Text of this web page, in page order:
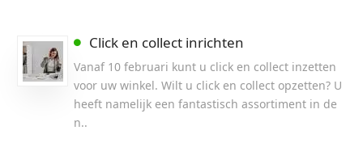
Click en collect inrichten
Vanaf 10 februari kunt u click en collect inzetten
voor uw winkel. Wilt u click en collect opzetten? U
heeft namelijk een fantastisch assortiment in de
n..